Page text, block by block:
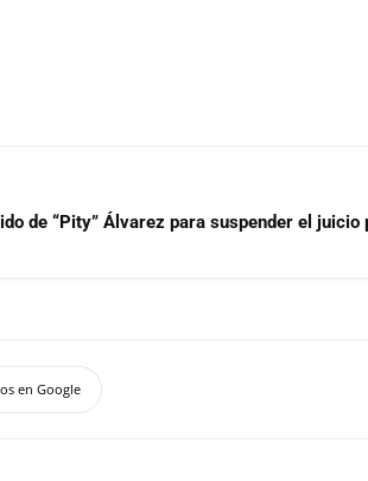
de “Pity” Álvarez para suspender el
en Google